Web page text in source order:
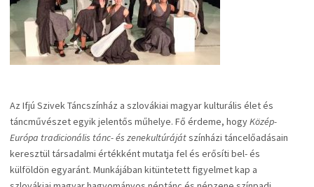
Az Ifjú Szivek Táncszínház a szlovákiai magyar kulturális élet és
táncművészet egyik jelentős műhelye. Fő érdeme, hogyKözép-
Európa tradicionális tánc- és zenekultúrájátszínházi táncelőadásain
keresztül társadalmi értékként mutatja fel és erősíti bel- és
külföldön egyaránt. Munkájában kitüntetett figyelmet kap a